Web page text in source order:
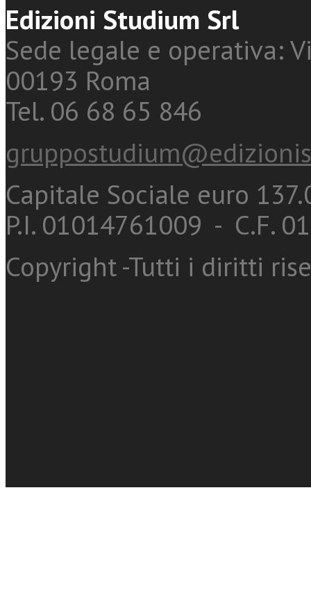
Edizioni Studium Srl
Sede legale e operativa:
00193 Roma
Tel. 06 68 65 846
Capitale Sociale euro
P.I. 01014761009 - C.F.
Copyright -Tutti i diritti